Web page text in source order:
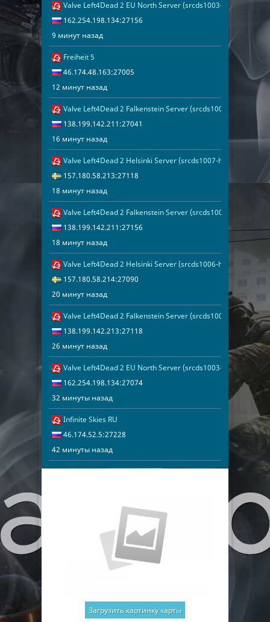
Valve Left4Dead 2 EU North Server (srcds1003-sto1.181.142)
162.254.198.134:27156
9 минут назад
9 минут
Freiheit 5
46.174.48.163:27005
12 минут назад
12 минут
Valve Left4Dead 2 Falkenstein Server (srcds1004-fsn-
138.199.142.211:27041
16 минут назад
Valve Left4Dead 2 Helsinki Server (srcds1007-hel-
157.180.58.213:27118
18 минут назад
Valve Left4Dead 2 Falkenstein Server (srcds1004-fsn-
138.199.142.211:27156
18 минут назад
Valve Left4Dead 2 Helsinki Server (srcds1006-hel-
157.180.58.214:27090
20 минут назад
Valve Left4Dead 2 Falkenstein Server (srcds1002-fsn-
138.199.142.213:27118
26 минут назад
26 минут
Valve Left4Dead 2 EU North Server (srcds1003-sto1.181.60)
162.254.198.134:27074
32 минуты назад
32 минуты
Infinite Skies RU
46.174.52.5:27228
42 минуты назад
42 минуты
Загрузить картинку карты